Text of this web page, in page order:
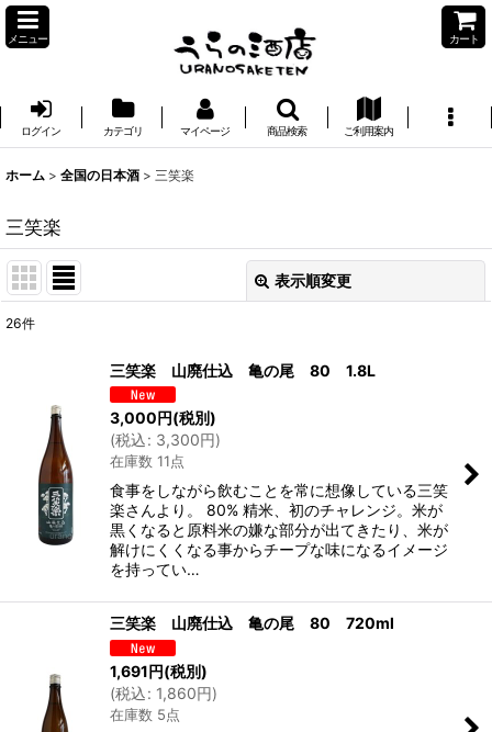
メニュー カート
ログイン カテゴリ マイページ 商品検索 ご利用案内
ホーム > 全国の日本酒 > 三笑楽
三笑楽
表示順変更
並び順
26件
三笑楽 山廃仕込 亀の尾 80 1.8L
3,000円(税別)
(税込: 3,300円)
在庫数 11点
食事をしながら飲むことを常に想像している三笑
楽さんより。 80% 精米、初のチャレンジ。米が
黒くなると原料米の嫌な部分が出てきたり、米が
解けにくくなる事からチープな味になるイメージ
を持ってい…
三笑楽 山廃仕込 亀の尾 80 720ml
1,691円(税別)
(税込: 1,860円)
在庫数 5点